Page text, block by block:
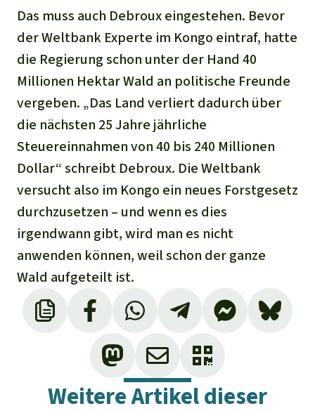
Das muss auch Debroux eingestehen. Bevor
der Weltbank Experte im Kongo eintraf, hatte
die Regierung schon unter der Hand 40
Millionen Hektar Wald an politische Freunde
vergeben. „Das Land verliert dadurch über
die nächsten 25 Jahre jährliche
Steuereinnahmen von 40 bis 240 Millionen
Dollar“ schreibt Debroux. Die Weltbank
versucht also im Kongo ein neues Forstgesetz
durchzusetzen – und wenn es dies
irgendwann gibt, wird man es nicht
anwenden können, weil schon der ganze
Wald aufgeteilt ist.
Weitere Artikel dieser